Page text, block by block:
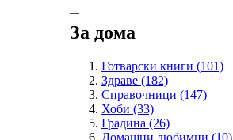
‒
За дома
Готварски книги (101)
Здраве (182)
Справочници (147)
Хоби (33)
Градина (26)